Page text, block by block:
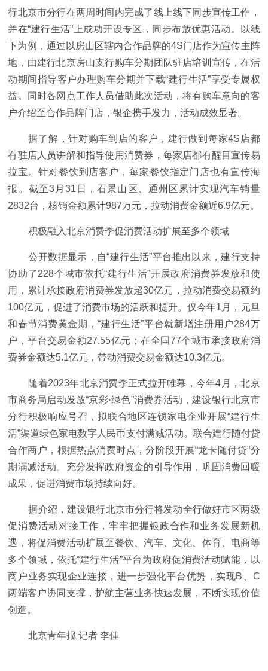
行北京市分行在两周时间内完成了线上线下同步宣传工作，
并在“建行生活”上成功开设专区，同步布放优惠活动。以线
下为例，通过以房山区辖内合作品牌的4S门店作为宣传主阵
地，由建行北京房山支行购车分期团队驻店培训宣传，在活
动期间指导客户办理购车分期并下载“建行生活”享受专属权
益。同时各网点工作人员借助此次活动，将有购车意向的客
户介绍至合作品牌门店，银企携手发力，活动成效显著。
据了解，针对购车到店的客户，建行做到每家4S店都
有驻店人员讲解和指导使用消费券，每家店都有醒目宣传易
拉宝。针对餐饮到店客户，每家餐饮指定门店也有宣传海
报。截至3月31日，石景山区、通州区累计实现汽车销量
2832台，核销金额累计987万元，拉动消费金额近6.9亿元。
积极融入北京消费季促消费活动扩展至多个领域
公开数据显示，自“建行生活”平台推出以来，建行支持
协助了228个城市依托“建行生活”开展政府消费券发放和使
用，累计承接政府消费券发放超30亿元，拉动消费交易额约
100亿元，促进了消费市场的活跃和提升。仅今年1月，元旦
和春节消费黄金期，“建行生活”平台就新增注册用户284万
户，平台交易金额27.55亿元；在全国77个城市承接政府消
费券金额达5.1亿元，带动消费交易金额达10.3亿元。
随着2023年北京消费季正式拉开帷幕，今年4月，北京
市商务局启动发放“京彩·绿色”消费券活动，建设银行北京市
分行积极响应号召，拟联合地区连锁家电企业开展“建行生
活”渠道绿色家电数字人民币支付满减活动。联合建行随付贷
合作商户，根据热点消费时点，分阶段开展“龙卡随付贷”分
期满减活动。充分发挥政府资金的引导作用，巩固消费回暖
成果，促进消费市场持续向好。
据介绍，建设银行北京市分行将发动全行做好市区两级
促消费活动对接工作，牢牢把握银政合作和业务发展新机
遇，将促消费活动扩展至餐饮、汽车、文化、体育、电商等
多个领域，依托“建行生活”平台为政府促消费活动赋能，以
商户业务实现企业连接，进一步强化平台优势，实现B、C
两端客户协同支撑，护航主营业务快速发展，不断实现价值
创造。
北京青年报 记者 李佳